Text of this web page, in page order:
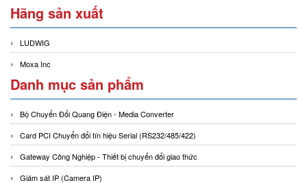
Hãng sản xuất
LUDWIG
Moxa Inc
Danh mục sản phẩm
Bộ Chuyển Đổi Quang Điện - Media Converter
Card PCI Chuyển đổi tín hiệu Serial (RS232/485/422)
Gateway Công Nghiệp - Thiết bị chuyển đổi giao thức
Giám sát IP (Camera IP)